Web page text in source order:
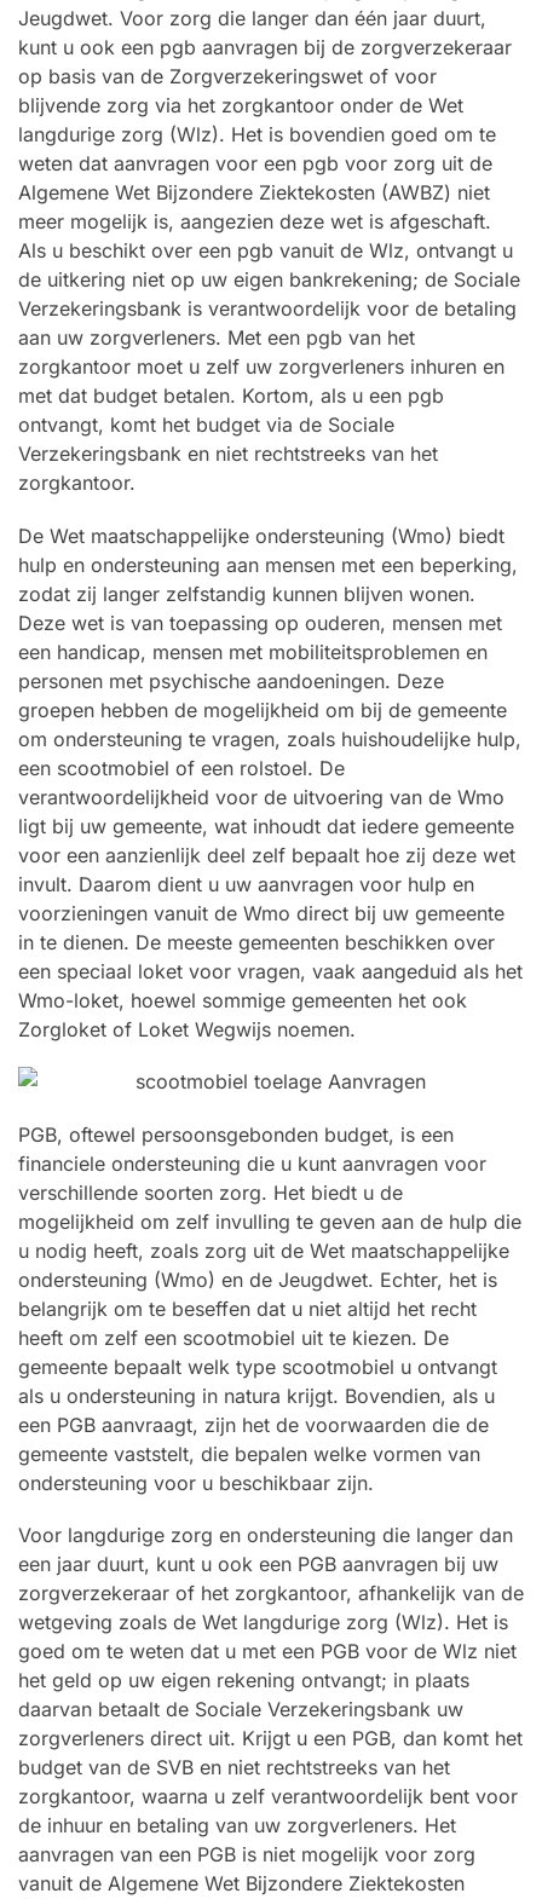
Jeugdwet. Voor zorg die langer dan één jaar duurt,
kunt u ook een pgb aanvragen bij de zorgverzekeraar
op basis van de Zorgverzekeringswet of voor
blijvende zorg via het zorgkantoor onder de Wet
langdurige zorg (Wlz). Het is bovendien goed om te
weten dat aanvragen voor een pgb voor zorg uit de
Algemene Wet Bijzondere Ziektekosten (AWBZ) niet
meer mogelijk is, aangezien deze wet is afgeschaft.
Als u beschikt over een pgb vanuit de Wlz, ontvangt u
de uitkering niet op uw eigen bankrekening; de Sociale
Verzekeringsbank is verantwoordelijk voor de betaling
aan uw zorgverleners. Met een pgb van het
zorgkantoor moet u zelf uw zorgverleners inhuren en
met dat budget betalen. Kortom, als u een pgb
ontvangt, komt het budget via de Sociale
Verzekeringsbank en niet rechtstreeks van het
zorgkantoor.
De Wet maatschappelijke ondersteuning (Wmo) biedt
hulp en ondersteuning aan mensen met een beperking,
zodat zij langer zelfstandig kunnen blijven wonen.
Deze wet is van toepassing op ouderen, mensen met
een handicap, mensen met mobiliteitsproblemen en
personen met psychische aandoeningen. Deze
groepen hebben de mogelijkheid om bij de gemeente
om ondersteuning te vragen, zoals huishoudelijke hulp,
een scootmobiel of een rolstoel. De
verantwoordelijkheid voor de uitvoering van de Wmo
ligt bij uw gemeente, wat inhoudt dat iedere gemeente
voor een aanzienlijk deel zelf bepaalt hoe zij deze wet
invult. Daarom dient u uw aanvragen voor hulp en
voorzieningen vanuit de Wmo direct bij uw gemeente
in te dienen. De meeste gemeenten beschikken over
een speciaal loket voor vragen, vaak aangeduid als het
Wmo-loket, hoewel sommige gemeenten het ook
Zorgloket of Loket Wegwijs noemen.
PGB, oftewel persoonsgebonden budget, is een
financiele ondersteuning die u kunt aanvragen voor
verschillende soorten zorg. Het biedt u de
mogelijkheid om zelf invulling te geven aan de hulp die
u nodig heeft, zoals zorg uit de Wet maatschappelijke
ondersteuning (Wmo) en de Jeugdwet. Echter, het is
belangrijk om te beseffen dat u niet altijd het recht
heeft om zelf een scootmobiel uit te kiezen. De
gemeente bepaalt welk type scootmobiel u ontvangt
als u ondersteuning in natura krijgt. Bovendien, als u
een PGB aanvraagt, zijn het de voorwaarden die de
gemeente vaststelt, die bepalen welke vormen van
ondersteuning voor u beschikbaar zijn.
Voor langdurige zorg en ondersteuning die langer dan
een jaar duurt, kunt u ook een PGB aanvragen bij uw
zorgverzekeraar of het zorgkantoor, afhankelijk van de
wetgeving zoals de Wet langdurige zorg (Wlz). Het is
goed om te weten dat u met een PGB voor de Wlz niet
het geld op uw eigen rekening ontvangt; in plaats
daarvan betaalt de Sociale Verzekeringsbank uw
zorgverleners direct uit. Krijgt u een PGB, dan komt het
budget van de SVB en niet rechtstreeks van het
zorgkantoor, waarna u zelf verantwoordelijk bent voor
de inhuur en betaling van uw zorgverleners. Het
aanvragen van een PGB is niet mogelijk voor zorg
vanuit de Algemene Wet Bijzondere Ziektekosten